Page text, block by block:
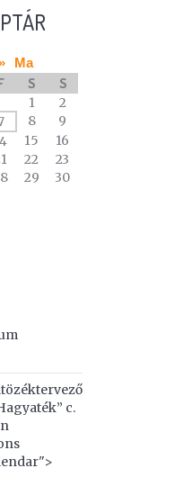
Ma
S S
1
2
8
9
15
16
22
23
29
30
c.